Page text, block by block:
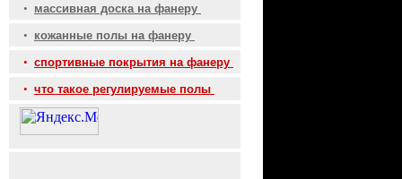
• массивная доска на фанеру
• кожанные полы на фанеру
• спортивные покрытия на фанеру
• что такое регулируемые полы